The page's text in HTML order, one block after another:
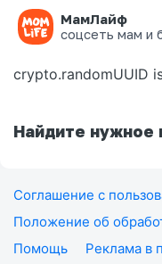
МамЛайф
соцсеть мам и
Ошибка на
crypto.randomUUID
Найдите нужное
Соглашение с
Положение об
Помощь
Реклама в